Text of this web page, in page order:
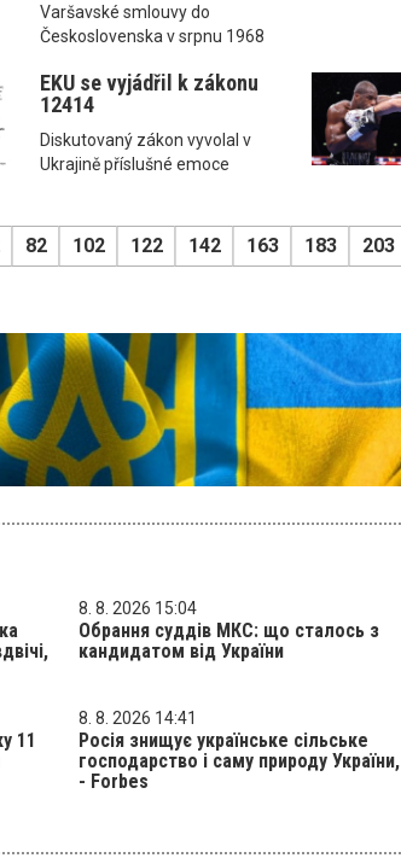
Varšavské smlouvy do
Československa v srpnu 1968
EKU se vyjádřil k zákonu
12414
Diskutovaný zákon vyvolal v
Ukrajině příslušné emoce
82 102 122 142 163 183 203
8. 8. 2026 15:04
Обрання суддів МКС: що сталось з
кандидатом від України
11
8. 8. 2026 14:41
Росія знищує українське сільське
господарство і саму природу України,
- Forbes